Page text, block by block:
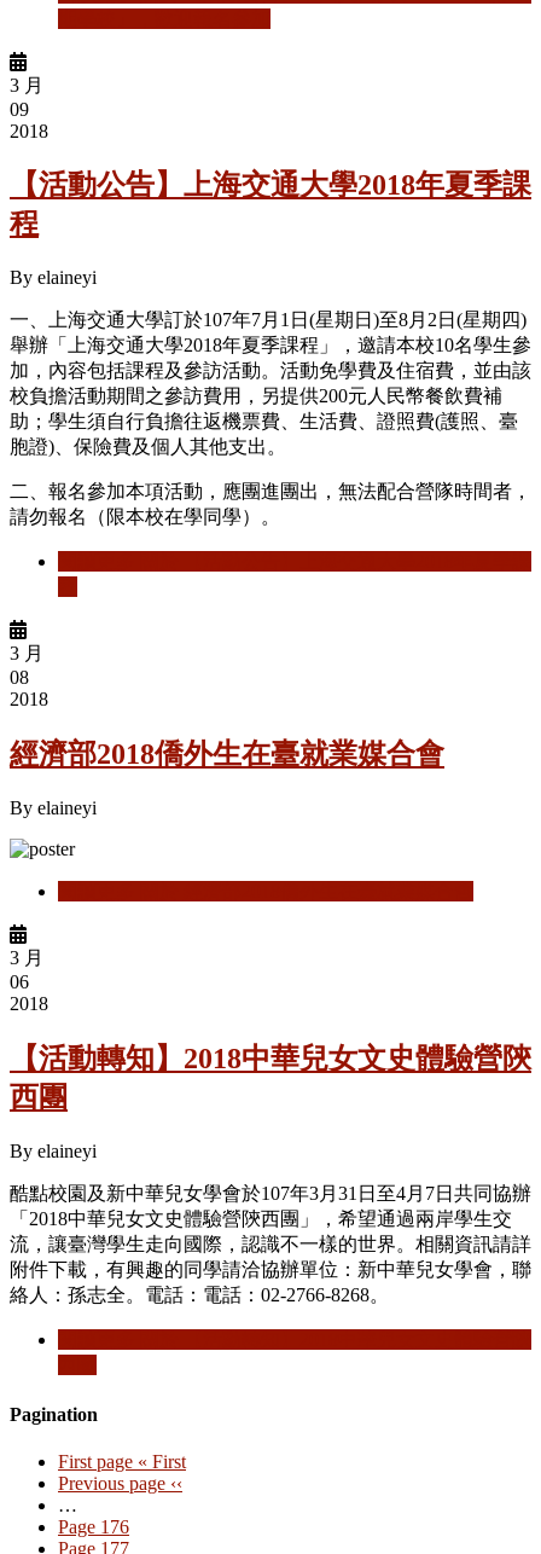
3 月
09
2018
【活動公告】上海交通大學2018年夏季課
程
By elaineyi
一、上海交通大學訂於107年7月1日(星期日)至8月2日(星期四)
舉辦「上海交通大學2018年夏季課程」，邀請本校10名學生參
加，內容包括課程及參訪活動。活動免學費及住宿費，並由該
校負擔活動期間之參訪費用，另提供200元人民幣餐飲費補
助；學生須自行負擔往返機票費、生活費、證照費(護照、臺
胞證)、保險費及個人其他支出。
二、報名參加本項活動，應團進團出，無法配合營隊時間者，
請勿報名（限本校在學同學）。
3 月
08
2018
經濟部2018僑外生在臺就業媒合會
By elaineyi
3 月
06
2018
【活動轉知】2018中華兒女文史體驗營陝
西團
By elaineyi
酷點校園及新中華兒女學會於107年3月31日至4月7日共同協辦
「2018中華兒女文史體驗營陝西團」，希望通過兩岸學生交
流，讓臺灣學生走向國際，認識不一樣的世界。相關資訊請詳
附件下載，有興趣的同學請洽協辦單位：新中華兒女學會，聯
絡人：孫志全。電話：電話：02-2766-8268。
Pagination
First page « First
Previous page ‹‹
…
Page 176
Page 177